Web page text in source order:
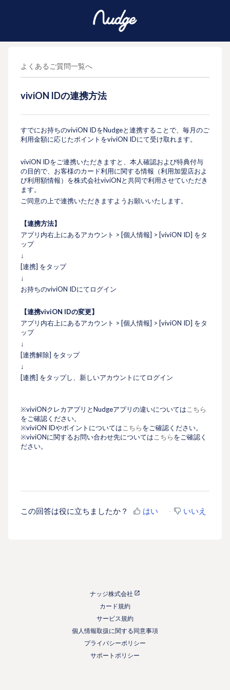
よくあるご質問一覧へ
viviON IDの連携方法
すでにお持ちのviviON IDをNudgeと連携することで、毎月のご
利用金額に応じたポイントをviviON IDにて受け取れます。
viviON IDをご連携いただきますと、本人確認および特典付与
の目的で、お客様のカード利用に関する情報（利用加盟店およ
び利用額情報）を株式会社viviONと共同で利用させていただき
ます。
ご同意の上で連携いただきますようお願いいたします。
【連携方法】
アプリ内右上にあるアカウント > [個人情報] > [viviON ID] をタ
ップ
↓
[連携] をタップ
↓
お持ちのviviON IDにてログイン
【連携viviON IDの変更】
アプリ内右上にあるアカウント > [個人情報] > [viviON ID] をタ
ップ
↓
[連携解除] をタップ
↓
[連携] をタップし、新しいアカウントにてログイン
※viviONクレカアプリとNudgeアプリの違いについては こちら
をご確認ください。
※viviON IDやポイントについては こちらをご確認ください。
※viviONに関するお問い合わせ先については こちらをご確認く
ださい。
この回答は役に立ちましたか？ はい いいえ
ナッジ株式会社
カード規約
サービス規約
個人情報取扱に関する同意事項
プライバシーポリシー
サポートポリシー